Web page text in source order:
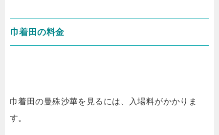
巾着田の料金
巾着田の曼殊沙華を見るには、入場料がかかりま
す。